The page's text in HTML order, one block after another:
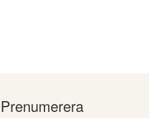
Prenumerera